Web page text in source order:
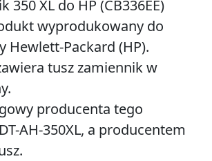
350 XL do HP (CB336EE)
wyprodukowany do
Hewlett-Packard (HP).
tusz zamiennik w
producenta tego
AH-350XL, a producentem